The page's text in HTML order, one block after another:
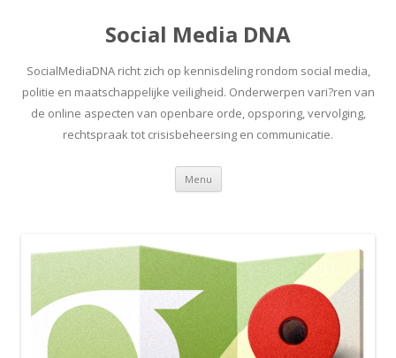
Social Media DNA
SocialMediaDNA richt zich op kennisdeling rondom social media,
politie en maatschappelijke veiligheid. Onderwerpen vari?ren van
de online aspecten van openbare orde, opsporing, vervolging,
rechtspraak tot crisisbeheersing en communicatie.
Menu Spring
inhoud